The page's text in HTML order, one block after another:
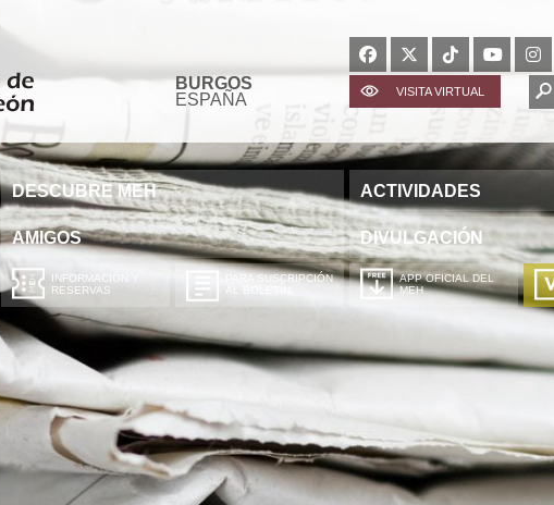
BURGOS
ESPAÑA
VISITA VIRTUAL
DESCUBRE MEH ACTIVIDADES
AMIGOS DIVULGACIÓN
INFORMACIÓN Y
RESERVAS
PARA SUSCRIPCIÓN
AL BOLETÍN
APP OFICIAL DEL
MEH